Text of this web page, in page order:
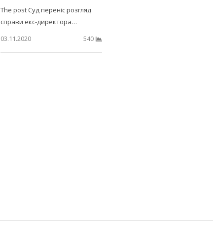
The post Суд переніс розгляд
справи екс-директора…
03.11.2020
540